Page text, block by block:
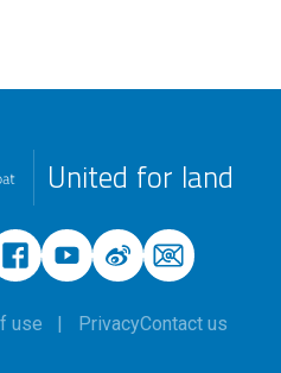
United for land
use PrivacyContact us